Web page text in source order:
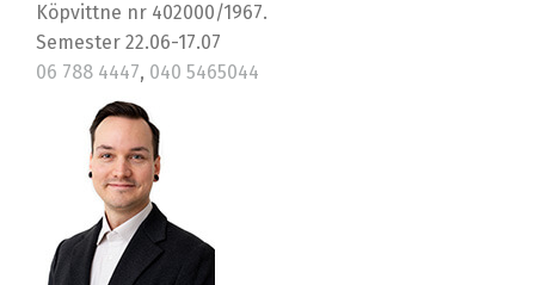
Köpvittne nr 402000/1967.
Semester 22.06-17.07
06 788 4447, 040 5465044
robin@riska.fi